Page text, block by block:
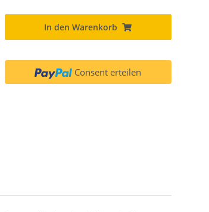
In den Warenkorb
Consent erteilen